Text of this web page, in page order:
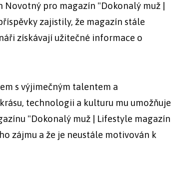
pro magazín "Dokonalý muž |
zajistily, že magazín stále
získávají užitečné informace o
s výjimečným talentem a
technologii a kulturu mu umožňuje
"Dokonalý muž | Lifestyle magazín
zájmu a že je neustále motivován k